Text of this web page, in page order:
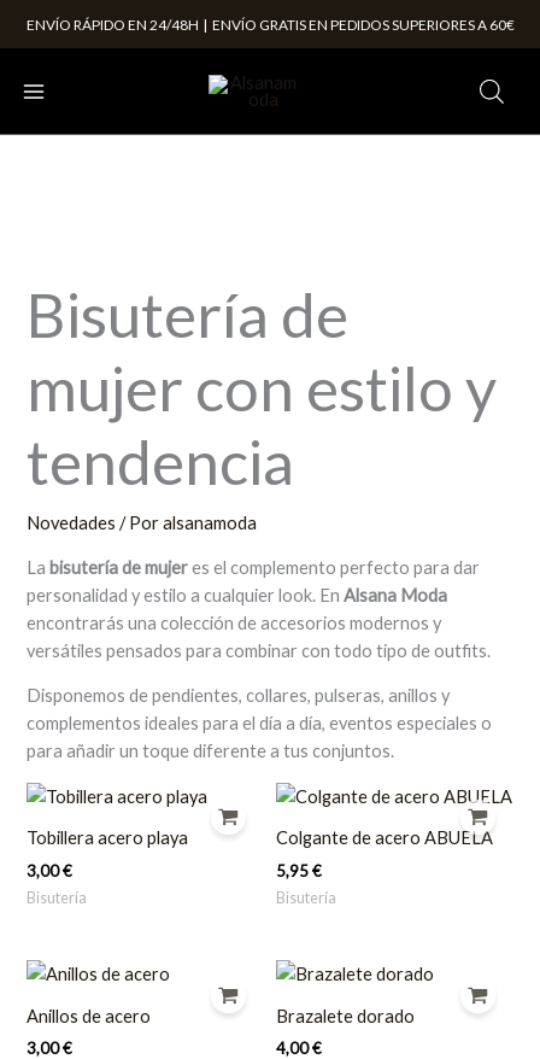
ENVÍO RÁPIDO EN 24/48H | ENVÍO GRATIS EN PEDIDOS SUPERIORES A 60€
Bisutería de
mujer con estilo y
tendencia
Novedades / Poralsanamoda
La bisutería de mujeres el complemento perfecto para dar
personalidad y estilo a cualquier look. EnAlsana Moda
encontrarás una colección de accesorios modernos y
versátiles pensados para combinar con todo tipo de outfits.
Disponemos de pendientes, collares, pulseras, anillos y
complementos ideales para el día a día, eventos especiales o
para añadir un toque diferente a tus conjuntos.
Tobillera acero playa
3,00€
Bisutería
Colgante de acero ABUELA
5,95€
Bisutería
Anillos de acero
3,00€
Brazalete dorado
4,00€